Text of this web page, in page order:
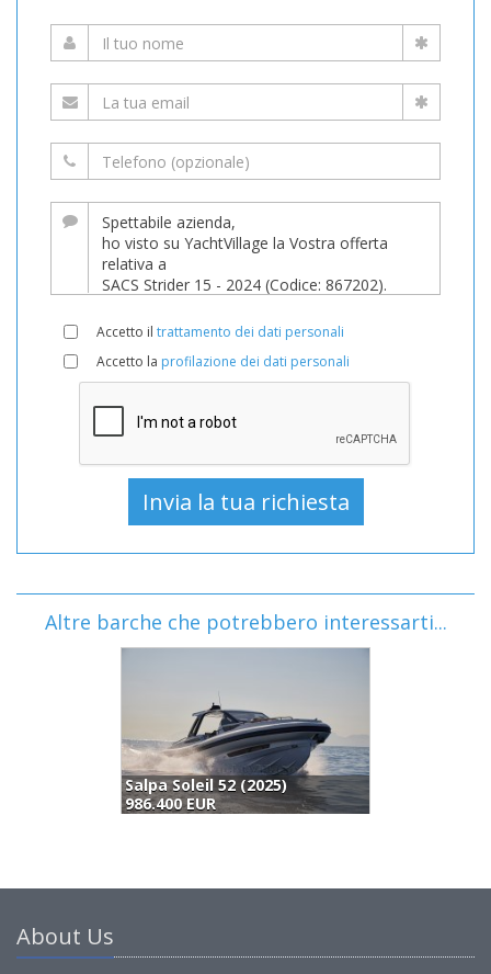
Accetto il trattamento dei dati personali
Accetto la profilazione dei dati personali
Altre barche che potrebbero interessarti...
Salpa Soleil 52 (2025)
986.400 EUR
About Us